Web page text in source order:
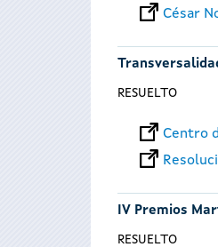
César
RESUELTO
Centro
IV Premios
RESUELTO